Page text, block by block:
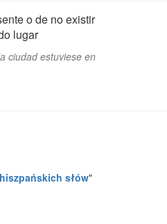
o de no existir
lugar
ciudad estuviese en
słów"